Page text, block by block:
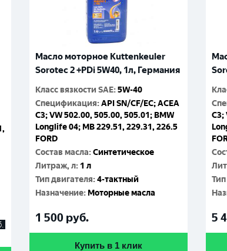
Масло моторное Kuttenkeuler
Sorotec 2 +PDi 5W40, 1л, Германия
Класс вязкости SAE:5W-40
Спецификация:API SN/CF/EC; ACEA
C3; VW 502.00, 505.00, 505.01; BMW
Longlife 04; MB 229.51, 229.31, 226.5
FORD
Состав масла:Синтетическое
Литраж, л: 1 л
Тип двигателя:4-тактный
Назначение: Моторные масла
1 500 руб.
Купить в 1 клик
C3;
5